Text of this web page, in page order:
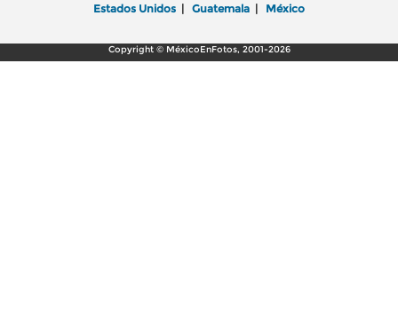
Estados Unidos | Guatemala | México
Copyright © MéxicoEnFotos, 2001-2026